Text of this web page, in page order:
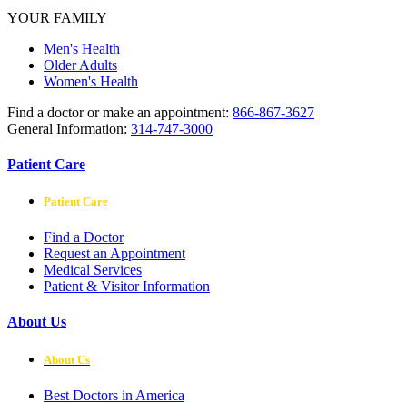
YOUR FAMILY
Men's Health
Older Adults
Women's Health
Find a doctor or make an appointment: 866-867-3627
General Information: 314-747-3000
Patient Care
Patient Care
Find a Doctor
Request an Appointment
Medical Services
Patient & Visitor Information
About Us
About Us
Best Doctors in America